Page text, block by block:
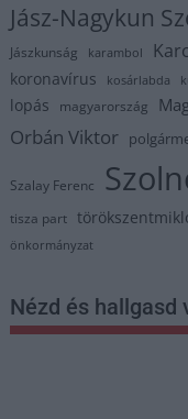
Jász-Nagykun
Jászkunság karambol
koronavírus kosárlabda
lopás magyarország
Orbán Viktor
Szalay Ferenc
tisza part
önkormányzat
Nézd és hallgasd